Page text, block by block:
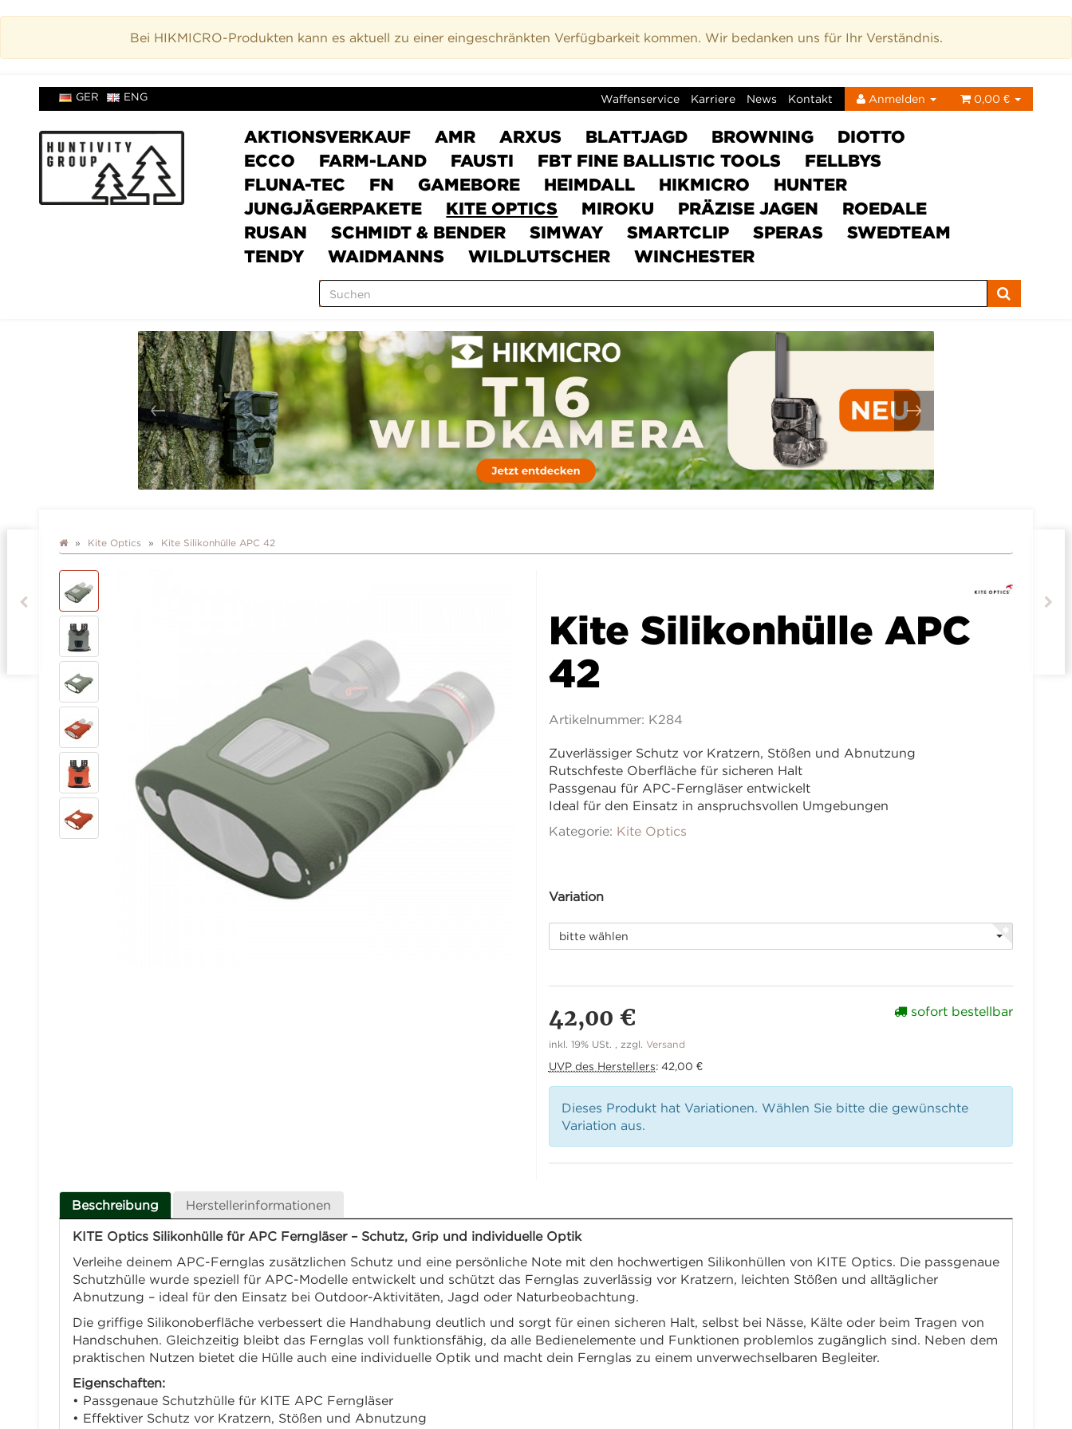
Bei HIKMICRO-Produkten kann es aktuell zu einer eingeschränkten Verfügbarkeit kommen. Wir bedanken uns für Ihr Verständnis.
GER ENG Waffenservice Karriere News Kontakt Anmelden 0,00 €
AKTIONSVERKAUF AMR ARXUS BLATTJAGD BROWNING
DIOTTO
ECCO
FARM-LAND FAUSTI FBT FINE BALLISTIC TOOLS
FELLBYS
FLUNA-TEC
FN GAMEBORE HEIMDALL HIKMICRO
HUNTER
JUNGJÄGERPAKETE
KITE OPTICS MIROKU PRÄZISE JAGEN
ROEDALE
RUSAN
SCHMIDT & BENDER SIMWAY SMARTCLIP SPERAS
SWEDTEAM
TENDY
WAIDMANNS WILDLUTSCHER WINCHESTER
Kite Optics Kite Silikonhülle APC 42
Kite Silikonhülle APC
42
Artikelnummer: K284
Zuverlässiger Schutz vor Kratzern, Stößen und Abnutzung
Rutschfeste Oberfläche für sicheren Halt
Passgenau für APC-Ferngläser entwickelt
Ideal für den Einsatz in anspruchsvollen Umgebungen
Kategorie: Kite Optics
Variation
bitte wählen
42,00 €
inkl. 19% USt. , zzgl. Versand
UVP des Herstellers: 42,00 €
sofort bestellbar
Dieses Produkt hat Variationen. Wählen Sie bitte die gewünschte
Variation aus.
Beschreibung Herstellerinformationen
KITE Optics Silikonhülle für APC Ferngläser – Schutz, Grip und individuelle Optik
Verleihe deinem APC-Fernglas zusätzlichen Schutz und eine persönliche Note mit den hochwertigen Silikonhüllen von KITE Optics. Die passgenaue
Schutzhülle wurde speziell für APC-Modelle entwickelt und schützt das Fernglas zuverlässig vor Kratzern, leichten Stößen und alltäglicher
Abnutzung – ideal für den Einsatz bei Outdoor-Aktivitäten, Jagd oder Naturbeobachtung.
Die griffige Silikonoberfläche verbessert die Handhabung deutlich und sorgt für einen sicheren Halt, selbst bei Nässe, Kälte oder beim Tragen von
Handschuhen. Gleichzeitig bleibt das Fernglas voll funktionsfähig, da alle Bedienelemente und Funktionen problemlos zugänglich sind. Neben dem
praktischen Nutzen bietet die Hülle auch eine individuelle Optik und macht dein Fernglas zu einem unverwechselbaren Begleiter.
Eigenschaften:
• Passgenaue Schutzhülle für KITE APC Ferngläser
• Effektiver Schutz vor Kratzern, Stößen und Abnutzung